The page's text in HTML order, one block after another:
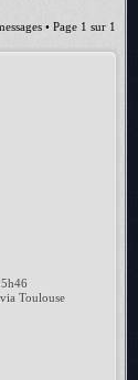
• Page 1 sur 1
Toulouse